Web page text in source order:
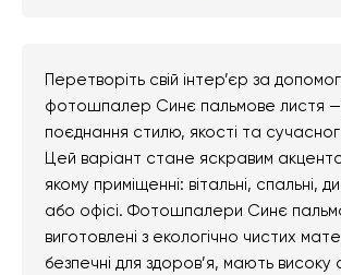
Перетворіть свій інтер’єр за
фотошпалер Синє пальмове листя —
поєднання стилю, якості та
Цей варіант стане яскравим
якому приміщенні: вітальні, спальні,
або офісі. Фотошпалери Синє
виготовлені з екологічно чистих
безпечні для здоров’я, мають високу